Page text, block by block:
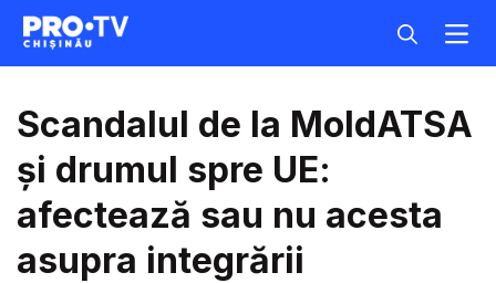
Scandalul de la MoldATSA
și drumul spre UE:
afectează sau nu acesta
asupra integrării